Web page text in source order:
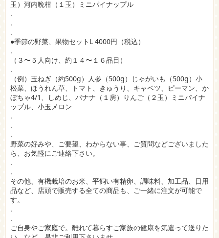
玉）河内晩柑（１玉）ミニパイナップル
.
.
.
●季節の野菜、果物セットL 4000円（税込）
.
（３〜５人向け、約１４〜１６品目）
.
（例）玉ねぎ（約500g）人参（500g）じゃがいも（500g）小
松菜、ほうれん草、トマト、きゅうり、キャベツ、ピーマン、か
ぼちゃ4/1、しめじ、バナナ（１房）りんご（２玉）ミニパイナ
ップル、小玉メロン
.
.
.
野菜の好みや、ご要望、わからない事、ご質問などございました
ら、お気軽にご連絡下さい。
.
.
その他、有機栽培のお米、平飼い有精卵、調味料、加工品、日用
品など、店頭で販売する全ての商品も、ご一緒に注文が可能で
す。
.
.
ご自身やご家庭で。離れて暮らすご家族の健康を気遣って送りた